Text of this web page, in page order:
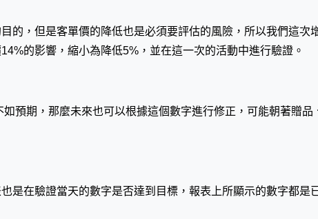
的，但是客單價的降低也是必須要評估的風險，所以我們這
的影響，縮小為降低5%，並在這一次的活動中進行驗證。
預期，那麼未來也可以根據這個數字進行修正，可能朝著贈
是在驗證當天的數字是否達到目標，報表上所顯示的數字都